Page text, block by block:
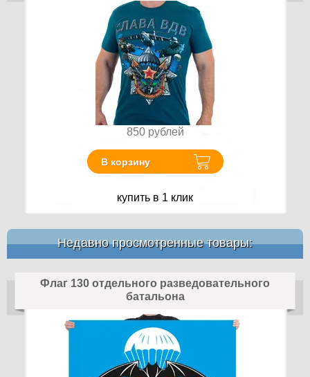
850 рублей
В корзину
купить в 1 клик
Недавно просмотренные товары:
Флаг 130 отдельного разведовательного
батальона